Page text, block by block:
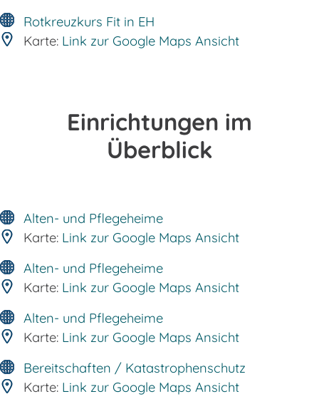
Rotkreuzkurs Fit in EH
Karte: Link zur Google Maps Ansicht
Einrichtungen im
Überblick
Alten- und Pflegeheime
Karte: Link zur Google Maps Ansicht
Alten- und Pflegeheime
Karte: Link zur Google Maps Ansicht
Alten- und Pflegeheime
Karte: Link zur Google Maps Ansicht
Bereitschaften / Katastrophenschutz
Karte: Link zur Google Maps Ansicht